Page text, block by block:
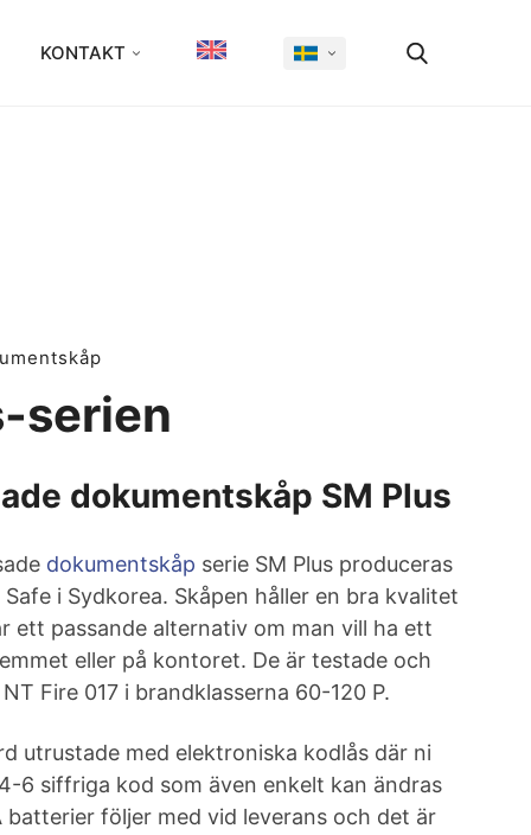
KONTAKT
serien
dokumentskåp SM Plus
dokumentskåp serie SM Plus produceras
i Sydkorea. Skåpen håller en bra kvalitet
ett passande alternativ om man vill ha ett
eller på kontoret. De är testade och
Fire 017 i brandklasserna 60-120 P.
utrustade med elektroniska kodlås där ni
6 siffriga kod som även enkelt kan ändras
batterier följer med vid leverans och det är